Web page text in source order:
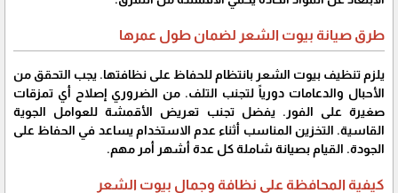
طرق صيانة بيوت الشعر لضمان طول عمرها
يلزم تنظيف بيوت الشعر بانتظام للحفاظ على نظافتها. يجب التحقق من
الأحبال والدعامات دورياً لتجنب التلف. من الضروري إصلاح أي تمزقات
صغيرة على الفور. يفضل تجنب تعريض الأقمشة للعوامل الجوية
القاسية. التخزين المناسب أثناء عدم الاستخدام يساعد في الحفاظ على
الجودة. القيام بصيانة شاملة كل عدة أشهر أمر مهم.
كيفية المحافظة على نظافة وجمال بيوت الشعر